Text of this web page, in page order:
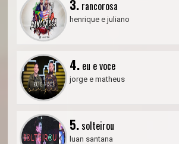
3. rancorosa
henrique e juliano
4. eu e voce
jorge e matheus
5.solteirou
luan santana